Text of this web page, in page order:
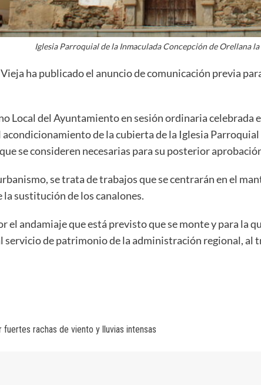
Iglesia Parroquial de la Inmaculada Concepción de Orellana
ha publicado el anuncio de comunicación previa
Local del Ayuntamiento en sesión ordinaria
de la cubierta de la Iglesia
se consideren necesarias para su posterior
se trata de trabajos que se centrarán en el
la sustitución de los canalones.
el andamiaje que está previsto que se monte y para la
servicio de patrimonio de la administración regional, al
rachas de viento y lluvias intensas